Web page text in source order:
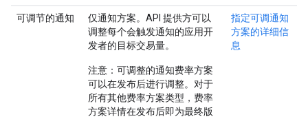
可调节的通知
仅通知方案。API 提供方可以
调整每个会触发通知的应用开
发者的目标交易量。
注意 ：可调整的通知费率方案
可以在发布后进行调整。对于
所有其他费率方案类型，费率
方案详情在发布后即为最终版
指定可调通知
方案的详细信
息